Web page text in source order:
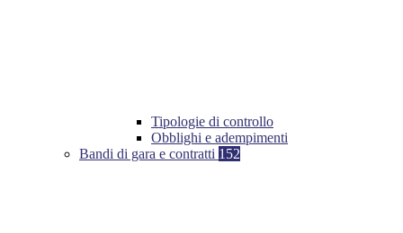
Tipologie di controllo
Obblighi e adempimenti
Bandi di gara e contratti 152